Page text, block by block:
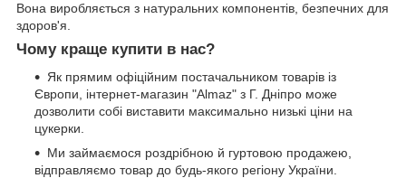
Вона виробляється з натуральних компонентів, безпечних для
здоров'я.
Чому краще купити в нас?
Як прямим офіційним постачальником товарів із
Європи, інтернет-магазин "Almaz" з Г. Дніпро може
дозволити собі виставити максимально низькі ціни на
цукерки.
Ми займаємося роздрібною й гуртовою продажею,
відправляємо товар до будь-якого регіону України.